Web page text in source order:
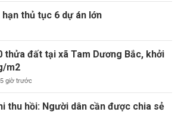
thủ tục 6 dự án lớn
thửa đất tại xã Tam Dương Bắc, khởi
m2
giờ trước
thu hồi: Người dân cần được chia sẻ